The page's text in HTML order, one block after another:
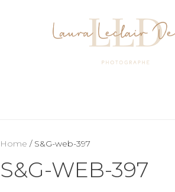
Home / S&G-web-397
S&G-WEB-397